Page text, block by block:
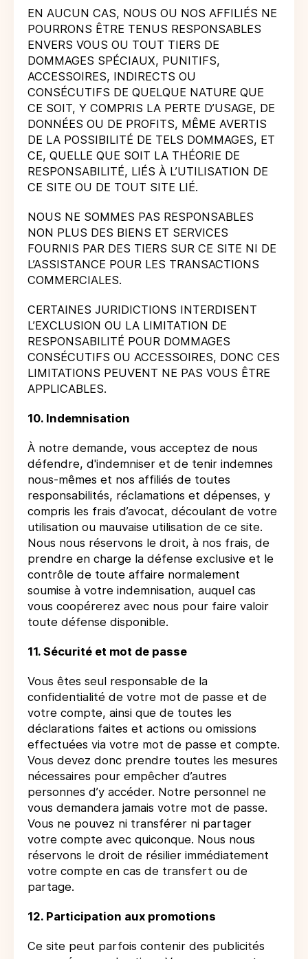
EN AUCUN CAS, NOUS OU NOS AFFILIÉS NE
POURRONS ÊTRE TENUS RESPONSABLES
ENVERS VOUS OU TOUT TIERS DE
DOMMAGES SPÉCIAUX, PUNITIFS,
ACCESSOIRES, INDIRECTS OU
CONSÉCUTIFS DE QUELQUE NATURE QUE
CE SOIT, Y COMPRIS LA PERTE D’USAGE, DE
DONNÉES OU DE PROFITS, MÊME AVERTIS
DE LA POSSIBILITÉ DE TELS DOMMAGES, ET
CE, QUELLE QUE SOIT LA THÉORIE DE
RESPONSABILITÉ, LIÉS À L’UTILISATION DE
CE SITE OU DE TOUT SITE LIÉ.
NOUS NE SOMMES PAS RESPONSABLES
NON PLUS DES BIENS ET SERVICES
FOURNIS PAR DES TIERS SUR CE SITE NI DE
L’ASSISTANCE POUR LES TRANSACTIONS
COMMERCIALES.
CERTAINES JURIDICTIONS INTERDISENT
L’EXCLUSION OU LA LIMITATION DE
RESPONSABILITÉ POUR DOMMAGES
CONSÉCUTIFS OU ACCESSOIRES, DONC CES
LIMITATIONS PEUVENT NE PAS VOUS ÊTRE
APPLICABLES.
10. Indemnisation
À notre demande, vous acceptez de nous
défendre, d'indemniser et de tenir indemnes
nous-mêmes et nos affiliés de toutes
responsabilités, réclamations et dépenses, y
compris les frais d’avocat, découlant de votre
utilisation ou mauvaise utilisation de ce site.
Nous nous réservons le droit, à nos frais, de
prendre en charge la défense exclusive et le
contrôle de toute affaire normalement
soumise à votre indemnisation, auquel cas
vous coopérerez avec nous pour faire valoir
toute défense disponible.
11. Sécurité et mot de passe
Vous êtes seul responsable de la
confidentialité de votre mot de passe et de
votre compte, ainsi que de toutes les
déclarations faites et actions ou omissions
effectuées via votre mot de passe et compte.
Vous devez donc prendre toutes les mesures
nécessaires pour empêcher d’autres
personnes d’y accéder. Notre personnel ne
vous demandera jamais votre mot de passe.
Vous ne pouvez ni transférer ni partager
votre compte avec quiconque. Nous nous
réservons le droit de résilier immédiatement
votre compte en cas de transfert ou de
partage.
12. Participation aux promotions
Ce site peut parfois contenir des publicités